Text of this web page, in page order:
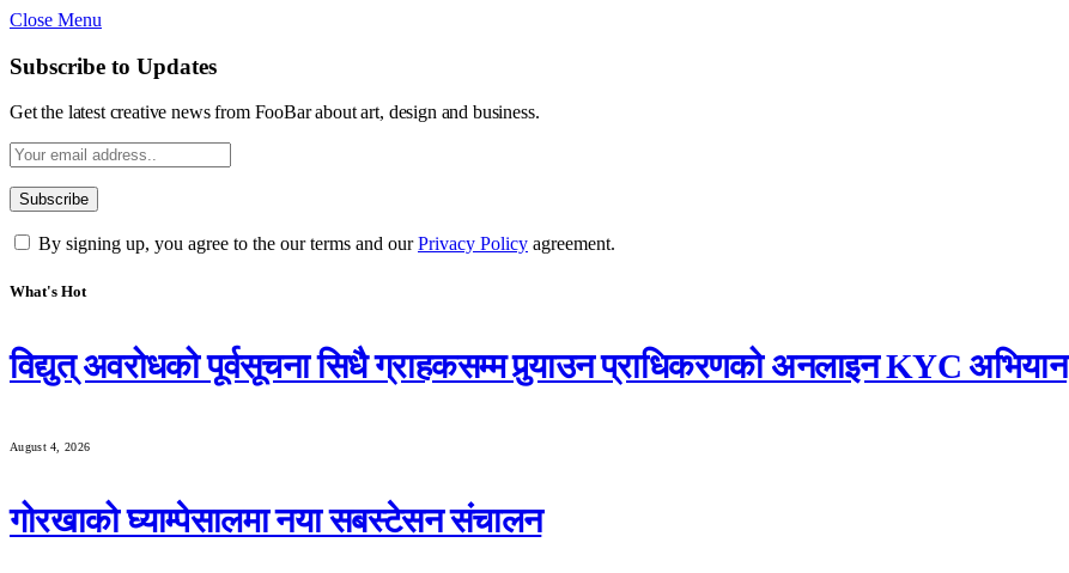
Close Menu
Subscribe to Updates
Get the latest creative news from FooBar about art, design and business.
By signing up, you agree to the our terms and ourPrivacy Policy agreement.
What's Hot
विद्युत् अवरोधको पूर्वसूचना सिधै ग्राहकसम्म पुर्‍याउन प्राधिकरणको अनलाइन KYC अभियान
August 4, 2026
गोरखाको घ्याम्पेसालमा नया सबस्टेसन संचालन